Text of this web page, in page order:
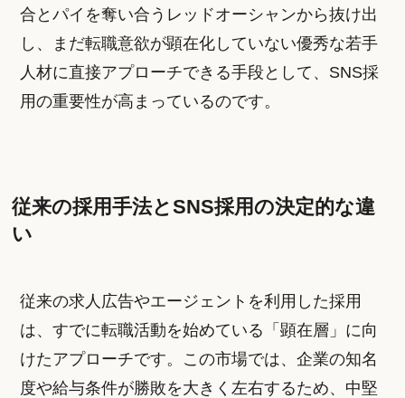
合とパイを奪い合うレッドオーシャンから抜け出
し、まだ転職意欲が顕在化していない優秀な若手
人材に直接アプローチできる手段として、SNS採
用の重要性が高まっているのです。
従来の採用手法とSNS採用の決定的な違
い
従来の求人広告やエージェントを利用した採用
は、すでに転職活動を始めている「顕在層」に向
けたアプローチです。この市場では、企業の知名
度や給与条件が勝敗を大きく左右するため、中堅